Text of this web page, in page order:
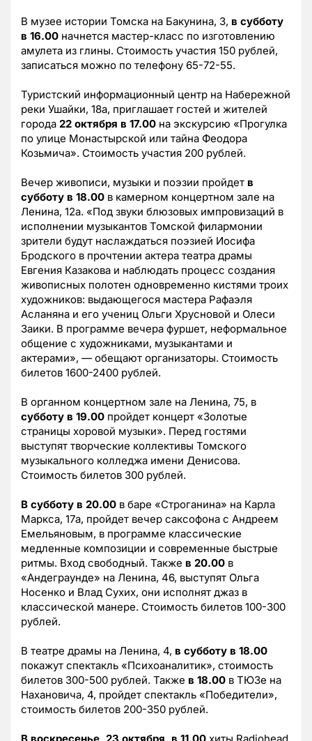
В музее истории Томска на Бакунина, 3, в субботу
в 16.00 начнется мастер-класс по изготовлению
амулета из глины. Стоимость участия 150 рублей,
записаться можно по телефону 65-72-55.
Туристский информационный центр на Набережной
реки Ушайки, 18а, приглашает гостей и жителей
города 22 октября в 17.00 на экскурсию «Прогулка
по улице Монастырской или тайна Феодора
Козьмича». Стоимость участия 200 рублей.
Вечер живописи, музыки и поэзии пройдет в
субботу в 18.00 в камерном концертном зале на
Ленина, 12а. «Под звуки блюзовых импровизаций в
исполнении музыкантов Томской филармонии
зрители будут наслаждаться поэзией Иосифа
Бродского в прочтении актера театра драмы
Евгения Казакова и наблюдать процесс создания
живописных полотен одновременно кистями троих
художников: выдающегося мастера Рафаэля
Асланяна и его учениц Ольги Хрусновой и Олеси
Заики. В программе вечера фуршет, неформальное
общение с художниками, музыкантами и
актерами», — обещают организаторы. Стоимость
билетов 1600-2400 рублей.
В органном концертном зале на Ленина, 75, в
субботу в 19.00 пройдет концерт «Золотые
страницы хоровой музыки». Перед гостями
выступят творческие коллективы Томского
музыкального колледжа имени Денисова.
Стоимость билетов 300 рублей.
В субботу в 20.00 в баре «Строганина» на Карла
Маркса, 17а, пройдет вечер саксофона с Андреем
Емельяновым, в программе классические
медленные композиции и современные быстрые
ритмы. Вход свободный. Также в 20.00 в
«Андеграунде» на Ленина, 46, выступят Ольга
Носенко и Влад Сухих, они исполнят джаз в
классической манере. Стоимость билетов 100-300
рублей.
В театре драмы на Ленина, 4, в субботу в 18.00
покажут спектакль «Психоаналитик», стоимость
билетов 300-500 рублей. Также в 18.00 в ТЮЗе на
Нахановича, 4, пройдет спектакль «Победители»,
стоимость билетов 200-350 рублей.